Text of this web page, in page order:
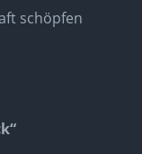
schöpfen